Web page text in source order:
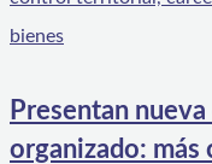
Presentan
organizado: